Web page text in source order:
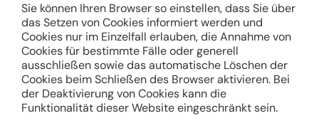
Sie können Ihren Browser so einstellen, dass Sie über
das Setzen von Cookies informiert werden und
Cookies nur im Einzelfall erlauben, die Annahme von
Cookies für bestimmte Fälle oder generell
ausschließen sowie das automatische Löschen der
Cookies beim Schließen des Browser aktivieren. Bei
der Deaktivierung von Cookies kann die
Funktionalität dieser Website eingeschränkt sein.